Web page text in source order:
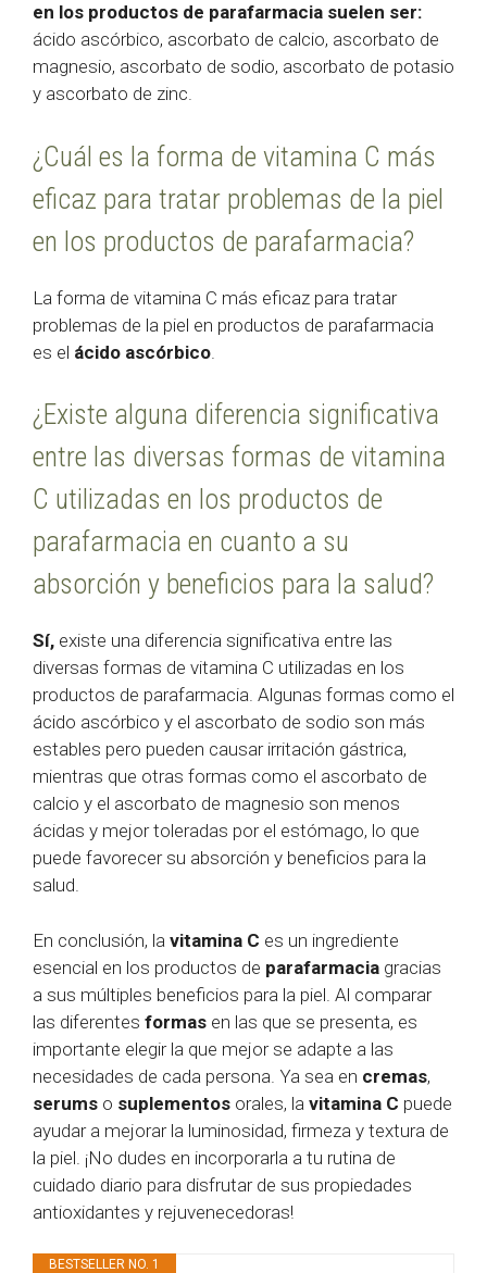
en los productos de parafarmacia suelen ser:
ácido ascórbico, ascorbato de calcio, ascorbato de
magnesio, ascorbato de sodio, ascorbato de potasio
y ascorbato de zinc.
¿Cuál es la forma de vitamina C más
eficaz para tratar problemas de la piel
en los productos de parafarmacia?
La forma de vitamina C más eficaz para tratar
problemas de la piel en productos de parafarmacia
es el ácido ascórbico
¿Existe alguna diferencia significativa
entre las diversas formas de vitamina
C utilizadas en los productos de
parafarmacia en cuanto a su
absorción y beneficios para la salud?
Sí, existe una diferencia significativa entre las
diversas formas de vitamina C utilizadas en los
productos de parafarmacia. Algunas formas como el
ácido ascórbico y el ascorbato de sodio son más
estables pero pueden causar irritación gástrica,
mientras que otras formas como el ascorbato de
calcio y el ascorbato de magnesio son menos
ácidas y mejor toleradas por el estómago, lo que
puede favorecer su absorción y beneficios para la
salud.
En conclusión, la vitamina C es un ingrediente
esencial en los productos de parafarmacia gracias
a sus múltiples beneficios para la piel. Al comparar
las diferentes formas en las que se presenta, es
importante elegir la que mejor se adapte a las
necesidades de cada persona. Ya sea en cremas,
serums o suplementos orales, la vitamina C puede
ayudar a mejorar la luminosidad, firmeza y textura de
la piel. ¡No dudes en incorporarla a tu rutina de
cuidado diario para disfrutar de sus propiedades
antioxidantes y rejuvenecedoras!
BESTSELLER NO. 1